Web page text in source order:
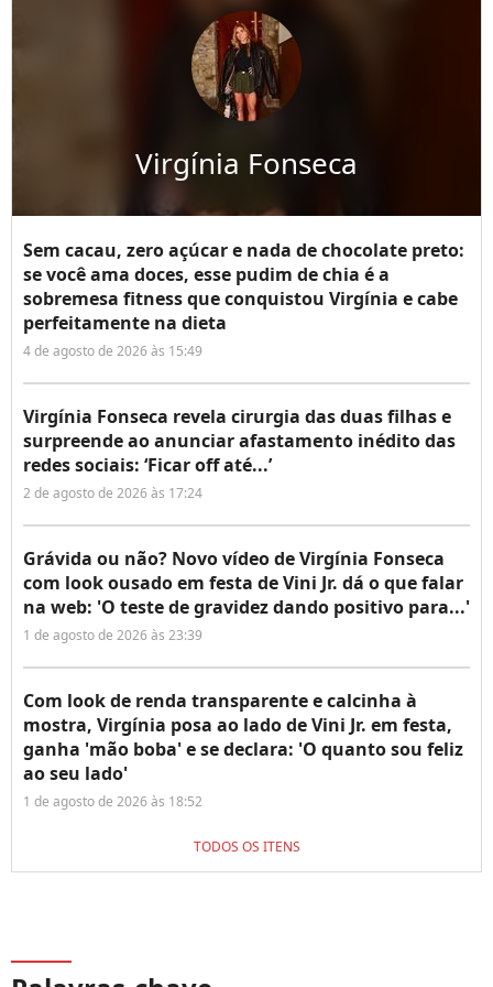
Virgínia Fonseca
Sem cacau, zero açúcar e nada de chocolate preto:
se você ama doces, esse pudim de chia é a
sobremesa fitness que conquistou Virgínia e cabe
perfeitamente na dieta
4 de agosto de 2026 às 15:49
Virgínia Fonseca revela cirurgia das duas filhas e
surpreende ao anunciar afastamento inédito das
redes sociais: ‘Ficar off até...’
2 de agosto de 2026 às 17:24
Grávida ou não? Novo vídeo de Virgínia Fonseca
com look ousado em festa de Vini Jr. dá o que falar
na web: 'O teste de gravidez dando positivo para...'
1 de agosto de 2026 às 23:39
Com look de renda transparente e calcinha à
mostra, Virgínia posa ao lado de Vini Jr. em festa,
ganha 'mão boba' e se declara: 'O quanto sou feliz
ao seu lado'
1 de agosto de 2026 às 18:52
TODOS OS ITENS